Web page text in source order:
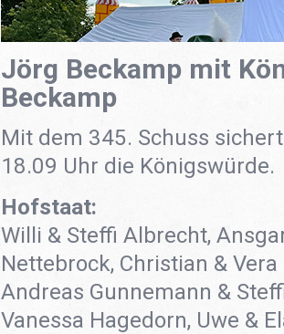
Jörg Beckamp mit
Beckamp
Mit dem 345. Schuss
18.09 Uhr die Königswürde.
Hofstaat:
Willi & Steffi Albrecht,
Nettebrock, Christian & Vera
Andreas Gunnemann &
Vanessa Hagedorn, Uwe &